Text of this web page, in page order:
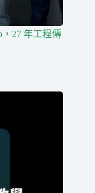
，27 年工程傳